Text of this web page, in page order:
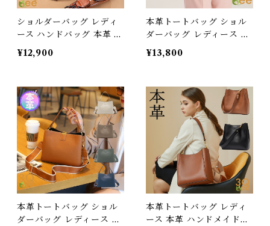
ショルダーバッグ レディ
ース ハンドバッグ 本革 ハ
ンドメイドバッグ バージ
ョンアップ 送料無料 母の
¥12,900
本革トートバッグ ショル
ダーバッグ レディース ハ
ンドバッグ ハンドメイド
本革鞄 送料無料 392987
¥13,800
本革トートバッグ ショル
ダーバッグ レディース 本
本革トートバッグ レディ
ース 本革 ハンドメイドバ